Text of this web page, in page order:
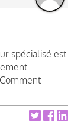
spécialisé est